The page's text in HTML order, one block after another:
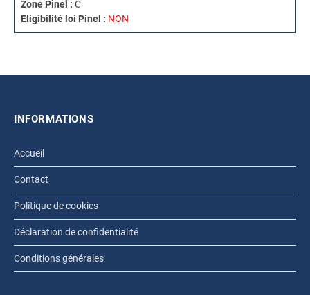
Zone Pinel : C
Eligibilité loi Pinel : NON
INFORMATIONS
Accueil
Contact
Politique de cookies
Déclaration de confidentialité
Conditions générales